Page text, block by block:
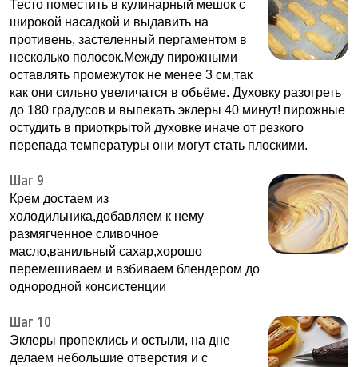
Тесто поместить в кулинарный мешок с
широкой насадкой и выдавить на
противень, застеленный пергаментом в
несколько полосок.Между пирожными
оставлять промежуток не менее 3 см,так
как они сильно увеличатся в объёме. Духовку разогреть
до 180 градусов и выпекать эклеры 40 минут! пирожные
остудить в приоткрытой духовке иначе от резкого
перепада температуры они могут стать плоскими.
Шаг 9
Крем достаем из
холодильника,добавляем к нему
размягченное сливочное
масло,ванильный сахар,хорошо
перемешиваем и взбиваем блендером до
однородной консистенции
Шаг 10
Эклеры пропеклись и остыли, на дне
делаем небольшие отверстия и с